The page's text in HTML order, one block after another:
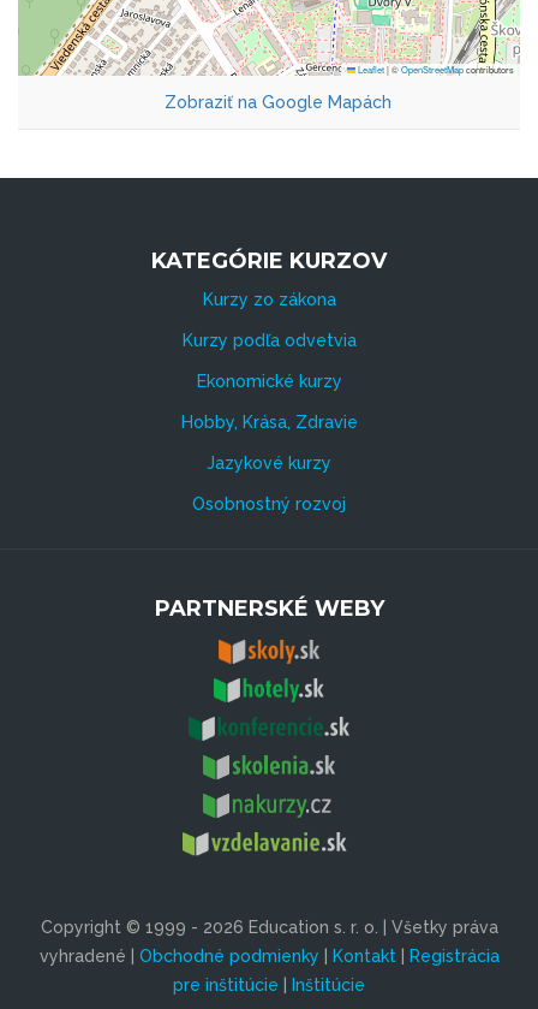
Leaflet|©OpenStreetMapcontributors
Zobraziť na Google Mapách
KATEGÓRIE KURZOV
Kurzy zo zákona
Kurzy podľa odvetvia
Ekonomické kurzy
Hobby, Krása, Zdravie
Jazykové kurzy
Osobnostný rozvoj
PARTNERSKÉ WEBY
Copyright © 1999 - 2026 Education s. r. o. | Všetky práva
vyhradené | Obchodné podmienky Kontakt|
Registrácia
pre inštitúcie
Inštitúcie